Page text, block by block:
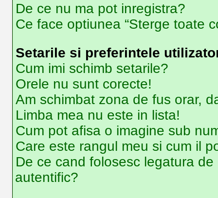
De ce nu ma pot inregistra?
Ce face optiunea “Sterge toate
Setarile si preferintele
Cum imi schimb setarile?
Orele nu sunt corecte!
Am schimbat zona de fus orar,
Limba mea nu este in lista!
Cum pot afisa o imagine sub
Care este rangul meu si cum il
De ce cand folosesc legatura
autentific?